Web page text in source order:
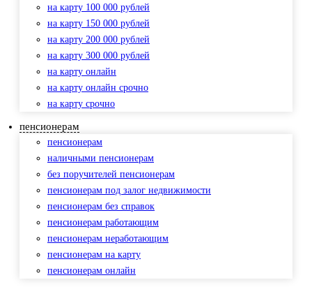
на карту 100 000 рублей
на карту 150 000 рублей
на карту 200 000 рублей
на карту 300 000 рублей
на карту онлайн
на карту онлайн срочно
на карту срочно
пенсионерам
пенсионерам
наличными пенсионерам
без поручителей пенсионерам
пенсионерам под залог недвижимости
пенсионерам без справок
пенсионерам работающим
пенсионерам неработающим
пенсионерам на карту
пенсионерам онлайн